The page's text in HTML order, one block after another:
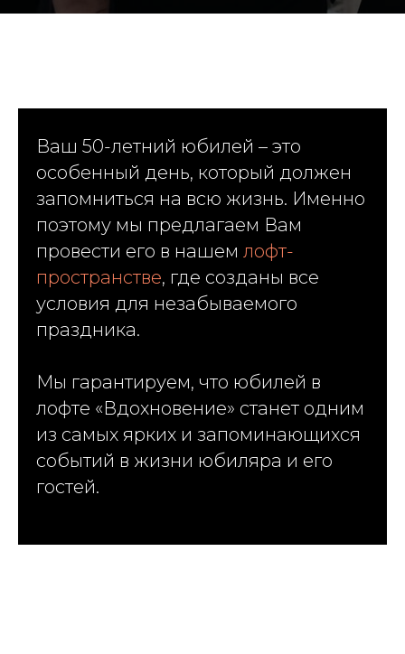
Ваш 50-летний юбилей – это
особенный день, который должен
запомниться на всю жизнь. Именно
поэтому мы предлагаем Вам
провести его в нашем лофт-
пространстве, где созданы все
условия для незабываемого
праздника.
Мы гарантируем, что юбилей в
лофте «Вдохновение» станет одним
из самых ярких и запоминающихся
событий в жизни юбиляра и его
гостей.